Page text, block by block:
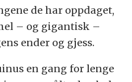
de har oppdaget,
– og gigantisk –
ender og gjess.
en gang for lenge